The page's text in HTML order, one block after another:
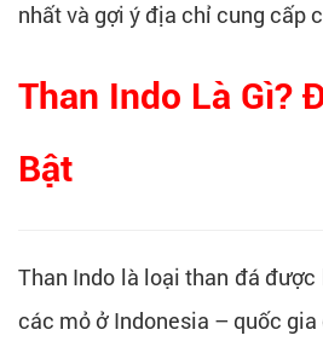
nhất và gợi ý địa chỉ cung cấp
Than Indo Là Gì?
Bật
Than Indo là loại than đá
các mỏ ở Indonesia – quốc